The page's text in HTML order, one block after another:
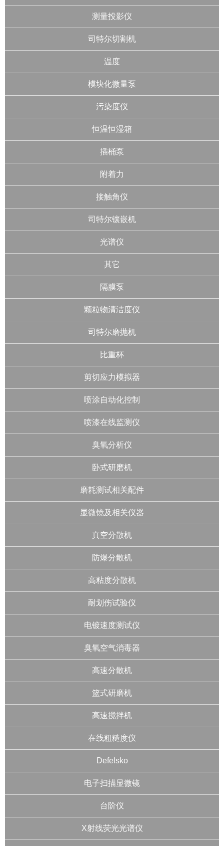
测量投影仪
司特尔切割机
温度
模块化微量泵
污染度仪
恒温恒湿箱
插桶泵
附着力
接触角仪
司特尔镶嵌机
光谱仪
其它
隔膜泵
颗粒物清洁度仪
司特尔磨抛机
比重杯
剪切应力模拟器
喷涂自动化控制
喷漆在线监测仪
臭氧分析仪
卧式研磨机
磨耗测试相关配件
显微镜及相关仪器
真空分散机
防爆分散机
高粘度分散机
耐划伤试验仪
电镀速度测试仪
臭氧空气消毒器
高速分散机
篮式研磨机
高速搅拌机
在线粗糙度仪
Defelsko
电子扫描显微镜
台阶仪
X射线荧光光谱仪